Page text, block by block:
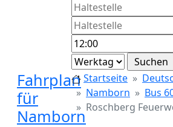
Fahrplan
für
Namborn
Startseite
Namborn
Bus
Roschberg